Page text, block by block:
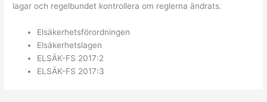
lagar och regelbundet kontrollera om reglerna ändrats.
Elsäkerhetsförordningen
Elsäkerhetslagen
ELSÄK-FS 2017:2
ELSÄK-FS 2017:3